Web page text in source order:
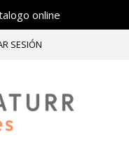
online
SESIÓN